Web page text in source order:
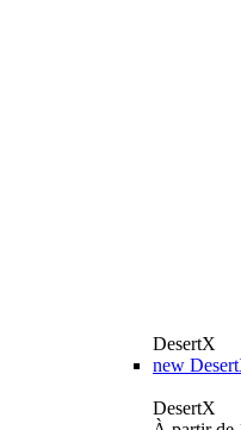
DesertX
new
DesertX